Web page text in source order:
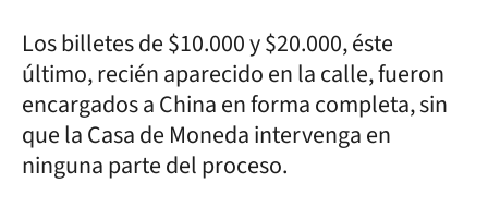
Los billetes de $10.000 y $20.000, éste
último, recién aparecido en la calle, fueron
encargados a China en forma completa, sin
que la Casa de Moneda intervenga en
ninguna parte del proceso.